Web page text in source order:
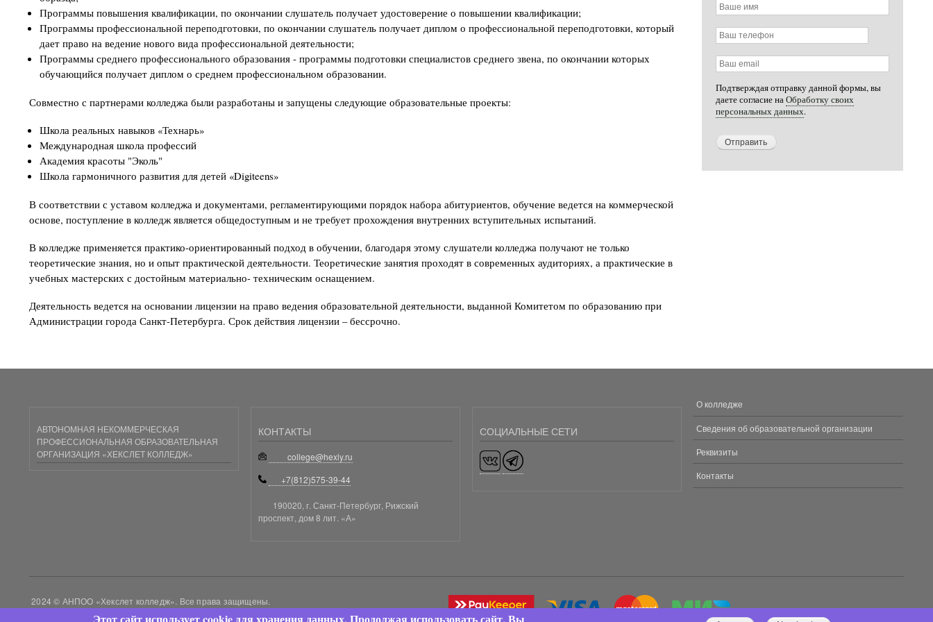
Программы повышения квалификации, по окончании слушатель получает удостоверение о повышении квалификации;
Программы профессиональной переподготовки, по окончании слушатель получает диплом о профессиональной переподготовки, который
дает право на ведение нового вида профессиональной деятельности;
Программы среднего профессионального образования - программы подготовки специалистов среднего звена, по окончании которых
обучающийся получает диплом о среднем профессиональном образовании.
Совместно с партнерами колледжа были разработаны и запущены следующие образовательные проекты:
Школа реальных навыков «Технарь»
Международная школа профессий
Академия красоты "Эколь"
Школа гармоничного развития для детей «Digiteens»
В соответствии с уставом колледжа и документами, регламентирующими порядок набора абитуриентов, обучение ведется на коммерческой
основе, поступление в колледж является общедоступным и не требует прохождения внутренних вступительных испытаний.
В колледже применяется практико-ориентированный подход в обучении, благодаря этому слушатели колледжа получают не только
теоретические знания, но и опыт практической деятельности. Теоретические занятия проходят в современных аудиториях, а практические в
учебных мастерских с достойным материально- техническим оснащением.
Деятельность ведется на основании лицензии на право ведения образовательной деятельности, выданной Комитетом по образованию при
Администрации города Санкт-Петербурга. Срок действия лицензии – бессрочно.
Ваше
имя
Ваш
телефон
Ваш
email
Подтверждая отправку данной формы, вы
даете согласие наОбработку своих
персональных данных.
АВТОНОМНАЯ НЕКОММЕРЧЕСКАЯ
ПРОФЕССИОНАЛЬНАЯ ОБРАЗОВАТЕЛЬНАЯ
ОРГАНИЗАЦИЯ «ХЕКСЛЕТ КОЛЛЕДЖ»
КОНТАКТЫ
college@hexly.ru
+7(812)575-39-44
190020, г. Санкт-Петербург, Рижский
проспект, дом 8 лит. «А»
СОЦИАЛЬНЫЕ СЕТИ
МЕНЮ
В
ПОДВАЛЕ
О колледже
Сведения об образовательной организации
Реквизиты
Контакты
2024 © АНПОО «Хекслет колледж». Все права защищены. Изображение